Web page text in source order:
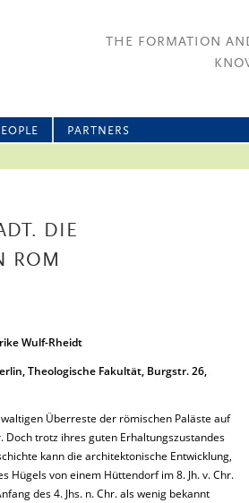
THE FORMATION
PARTNERS
DIE
ROM
Wulf-Rheidt
Theologische Fakultät, Burgstr. 26,
Überreste der römischen Paläste auf
Doch trotz ihres guten Erhaltungszustandes
kann die architektonische Entwicklung,
Hügels von einem Hüttendorf im 8. Jh. v. Chr.
des 4. Jhs. n. Chr. als wenig bekannt